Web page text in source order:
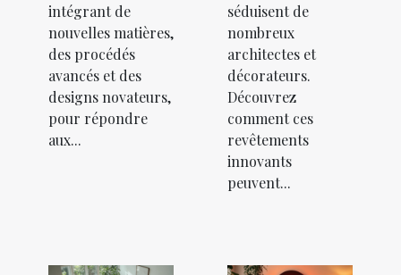
intégrant de
nouvelles matières,
des procédés
avancés et des
designs novateurs,
pour répondre
aux...
séduisent de
nombreux
architectes et
décorateurs.
Découvrez
comment ces
revêtements
innovants
peuvent...